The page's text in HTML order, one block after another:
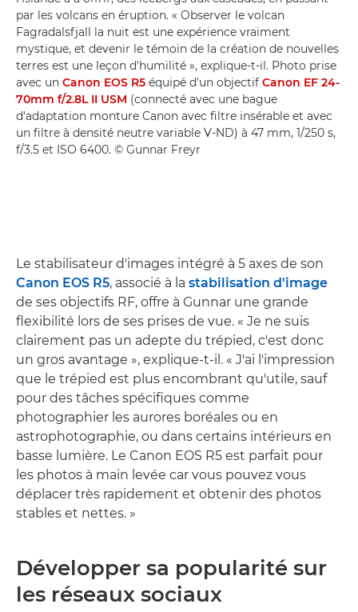
par les volcans en éruption. « Observer le volcan
Fagradalsfjall la nuit est une expérience vraiment
mystique, et devenir le témoin de la création de nouvelles
terres est une leçon d'humilité », explique-t-il. Photo prise
avec un Canon EOS R5 équipé d'un objectif Canon EF 24-
70mm f/2.8L II USM (connecté avec une bague
d'adaptation monture Canon avec filtre insérable et avec
un filtre à densité neutre variable V-ND) à 47 mm, 1/250 s,
f/3.5 et ISO 6400. © Gunnar Freyr
Le stabilisateur d'images intégré à 5 axes de son
Canon EOS R5, associé à la stabilisation d'image
de ses objectifs RF, offre à Gunnar une grande
flexibilité lors de ses prises de vue. « Je ne suis
clairement pas un adepte du trépied, c'est donc
un gros avantage », explique-t-il. « J'ai l'impression
que le trépied est plus encombrant qu'utile, sauf
pour des tâches spécifiques comme
photographier les aurores boréales ou en
astrophotographie, ou dans certains intérieurs en
basse lumière. Le Canon EOS R5 est parfait pour
les photos à main levée car vous pouvez vous
déplacer très rapidement et obtenir des photos
stables et nettes. »
Développer sa popularité sur
les réseaux sociaux